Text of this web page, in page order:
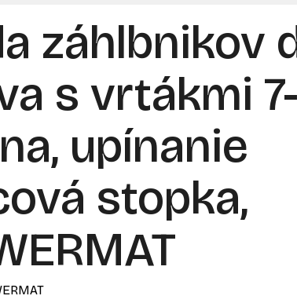
záhlbnikov
s vrtákmi 7-
upínanie
stopka,